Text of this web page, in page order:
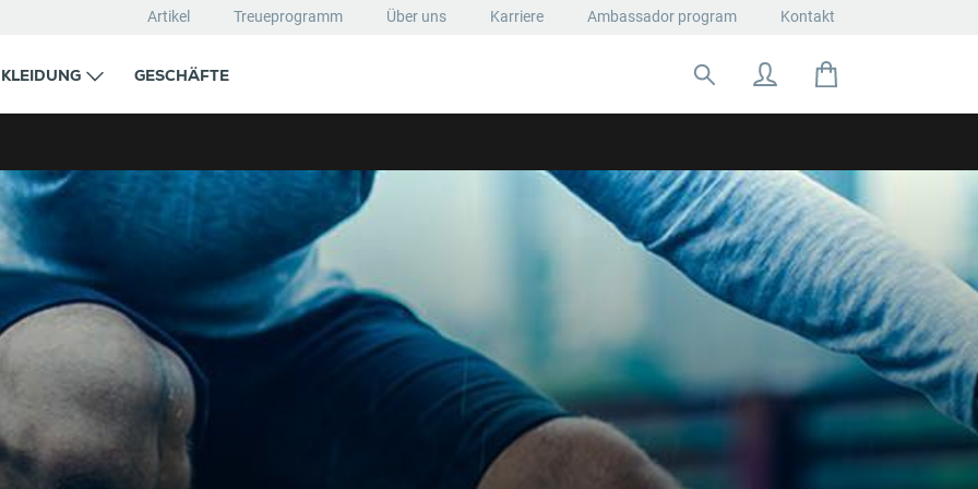
Artikel Treueprogramm Über uns Karriere Ambassador program Kontakt
KLEIDUNG GESCHÄFTE
Suche nach: